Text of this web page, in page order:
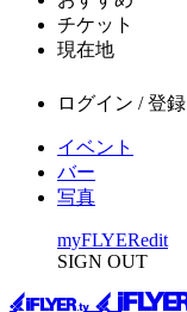
チケット
現在地
ログイン / 登録
イベント
バー
写真
myFLYERedit
SIGN OUT